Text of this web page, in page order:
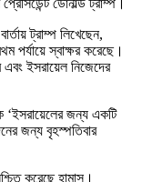
ট্রাম্প লিখেছেন,
পর্যায়ে স্বাক্ষর করেছে।
ইসরায়েল নিজেদের
‘ইসরায়েলের জন্য একটি
জন্য বৃহস্পতিবার
করেছে হামাস।